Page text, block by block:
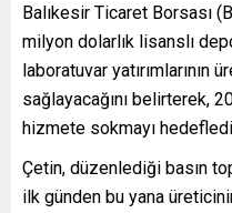
Balıkesir Ticaret Borsası
milyon dolarlık lisanslı
laboratuvar yatırımlarının
sağlayacağını belirterek,
hizmete sokmayı
Çetin, düzenlediği basın
ilk günden bu yana